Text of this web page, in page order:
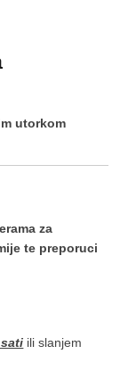
utorkom
za
te preporuci
ili slanjem